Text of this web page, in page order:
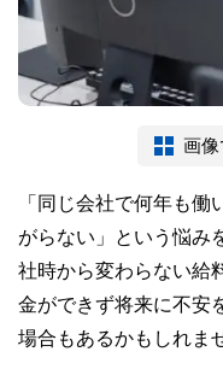
画像
「同じ会社で何年も
がらない」という悩み
社時から変わらない給
金ができず将来に不安
場合もあるかもしれま